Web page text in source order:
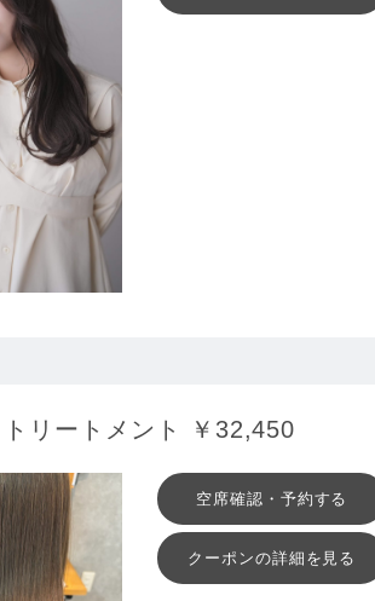
リートメント ￥32,450
空席確認・予約する
クーポンの詳細を見る